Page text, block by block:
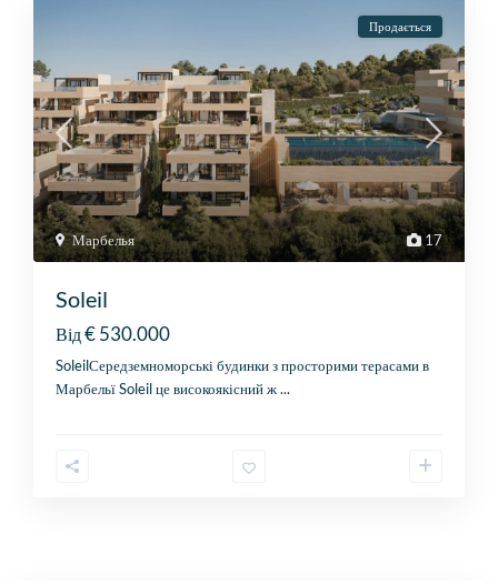
17
Марбелья
Продається
Soleil
Від€ 530.000
SoleilСередземноморські будинки з просторими терасами в
Марбельї Soleil це високоякісний ж...